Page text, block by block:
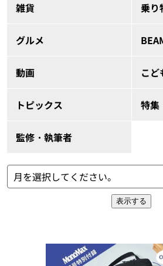
雑貨 乗り
グルメ
動画 こど
トピックス 特集
監修・執筆者
表示する